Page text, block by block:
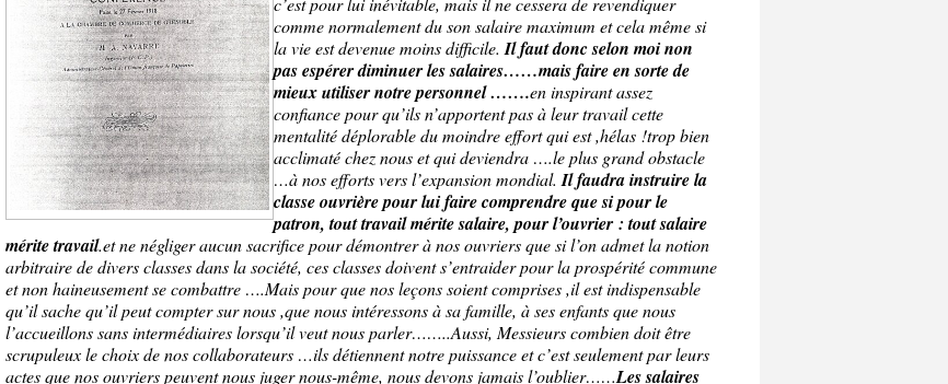
comme normalement du son salaire maximum et cela même si
la vie est devenue moins difficile.Il faut donc selon moi non
pas espérer diminuer les salaires……mais faire en sorte de
mieux utiliser notre personnel …….en inspirant assez
confiance pour qu’ils n’apportent pas à leur travail cette
mentalité déplorable du moindre effort qui est ,hélas !trop bien
acclimaté chez nous et qui deviendra ….le plus grand obstacle
…à nos efforts vers l’expansion mondial.Il faudra instruire la
classe ouvrière pour lui faire comprendre que si pour le
patron, tout travail mérite salaire, pour l’ouvrier : tout salaire
mérite travail.et ne négliger aucun sacrifice pour démontrer à nos ouvriers que si l’on admet la notion
arbitraire de divers classes dans la société, ces classes doivent s’entraider pour la prospérité commune
et non haineusement se combattre ….Mais pour que nos leçons soient comprises ,il est indispensable
qu’il sache qu’il peut compter sur nous ,que nous intéressons à sa famille, à ses enfants que nous
l’accueillons sans intermédiaires lorsqu’il veut nous parler……..Aussi, Messieurs combien doit être
scrupuleux le choix de nos collaborateurs …ils détiennent notre puissance et c’est seulement par leurs
actes que nos ouvriers peuvent nous juger nous-même, nous devons jamais l’oublier……Les salaires